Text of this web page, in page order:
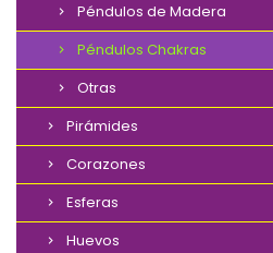
Péndulos de Madera
Péndulos Chakras
Otras
Pirámides
Corazones
Esferas
Huevos